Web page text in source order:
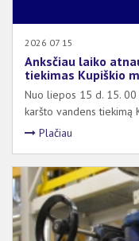
2026 07 15
Anksčiau laiko
tiekimas Kupiškio
Nuo liepos 15 d. 15.
karšto vandens tiekimą
Plačiau